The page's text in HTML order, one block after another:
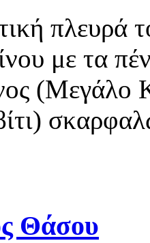
πλευρά
με τα
(Μεγάλο
Θάσου